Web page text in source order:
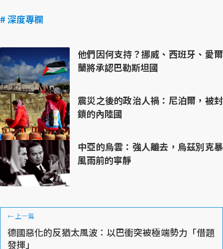
# 深度專欄
他們因何支持？挪威、西班牙、愛爾
蘭將承認巴勒斯坦國
震災之後的政治人禍：尼泊爾，被封
鎖的內陸國
中亞的烏雲：強人離去，烏茲別克暴
風雨前的寧靜
← 上一篇
德國惡化的反猶太風波：以巴衝突被極端勢力「借題
發揮」